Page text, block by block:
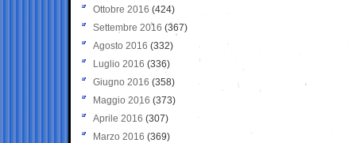
Ottobre 2016 (424)
Settembre 2016 (367)
Agosto 2016 (332)
Luglio 2016 (336)
Giugno 2016 (358)
Maggio 2016 (373)
Aprile 2016 (307)
Marzo 2016 (369)